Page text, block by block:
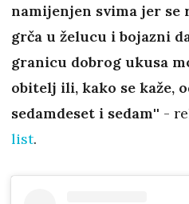
namijenjen svima jer se
grča u želucu i bojazni
granicu dobrog ukusa
obitelj ili, kako se kaže,
sedamdeset i sedam'' -
list.